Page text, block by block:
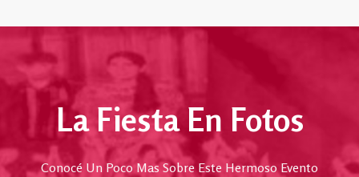
La Fiesta En Fotos
Conocé Un Poco Mas Sobre Este Hermoso Evento